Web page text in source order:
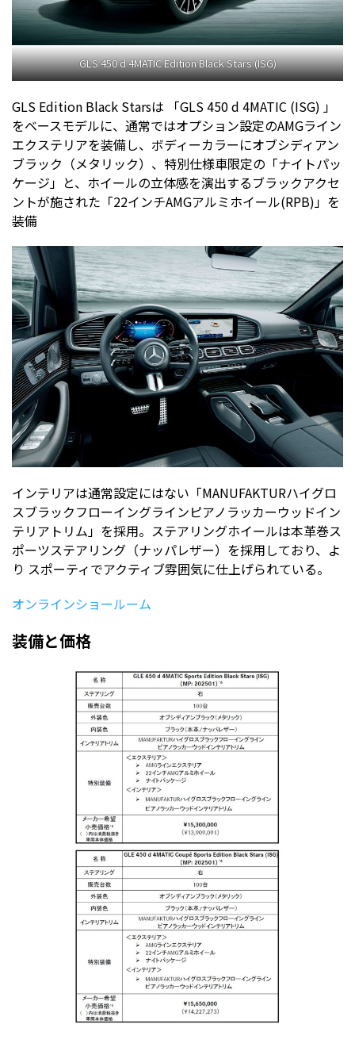
GLS 450 d 4MATIC Edition Black Stars (ISG)
GLS Edition Black Starsは 「GLS 450 d 4MATIC (ISG) 」
をベースモデルに、通常ではオプション設定のAMGライン
エクステリアを装備し、ボディーカラーにオブシディアン
ブラック（メタリック）、特別仕様車限定の「ナイトパッ
ケージ」と、ホイールの立体感を演出するブラックアクセ
ントが施された「22インチAMGアルミホイール(RPB)」を
装備
インテリアは通常設定にはない「MANUFAKTURハイグロ
スブラックフローイングラインピアノラッカーウッドイン
テリアトリム」を採用。ステアリングホイールは本革巻ス
ポーツステアリング（ナッパレザー）を採用しており、よ
り スポーティでアクティブ雰囲気に仕上げられている。
オンラインショールーム
装備と価格